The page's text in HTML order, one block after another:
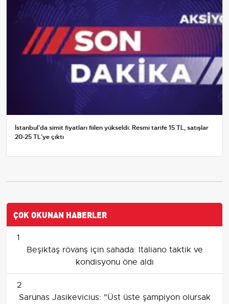
İstanbul'da simit fiyatları fiilen yükseldi: Resmi tarife 15 TL, satışlar
20-25 TL'ye çıktı
ÇOK OKUNAN HABERLER
1
Beşiktaş rövanş için sahada: Italiano taktik ve
kondisyonu öne aldı
2
Sarunas Jasikevicius: "Üst üste şampiyon olursak